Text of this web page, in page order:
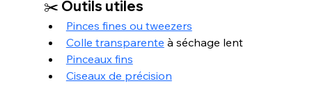
✂️ Outils utiles
Pinces fines ou tweezers
Colle transparente à séchage lent
Pinceaux fins
Ciseaux de précision